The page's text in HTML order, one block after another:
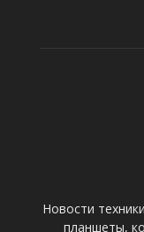
Новости
планшеты,